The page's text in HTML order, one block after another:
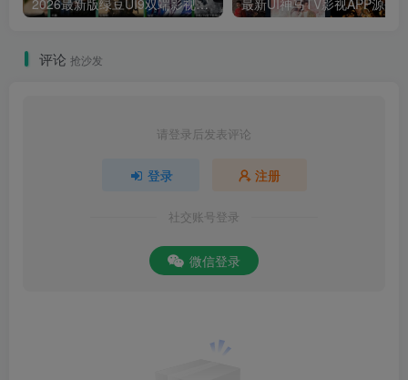
评论 抢沙发
请登录后发表评论
登录 注册
社交账号登录
微信登录